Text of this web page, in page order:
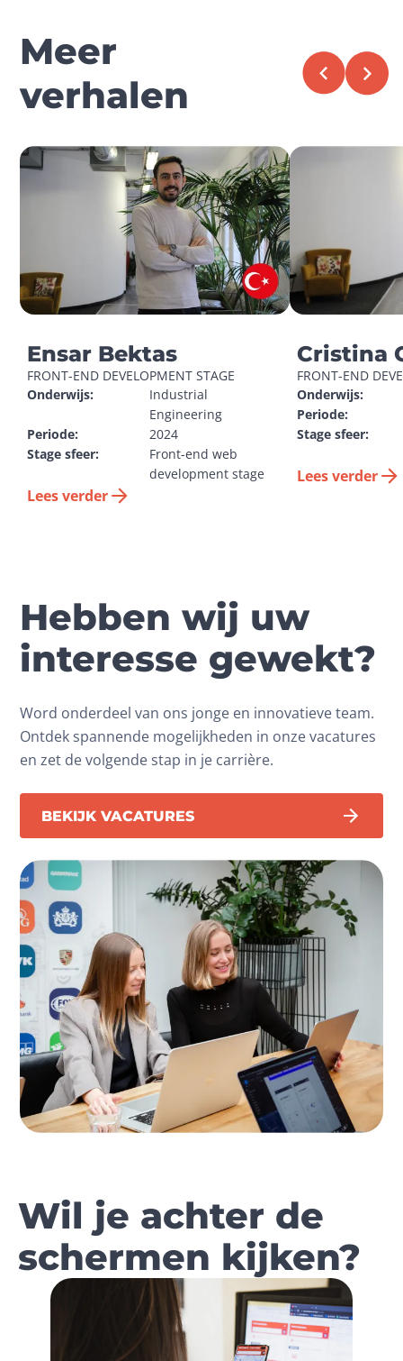
Meer
verhalen
Ensar Bektas
FRONT-END DEVELOPMENT STAGE
Onderwijs:
Industrial
Engineering
Periode:
2024
Stage sfeer:
Front-end web
development stage
Lees verder
Cristina
FRONT-END
Onderwijs:
Periode:
Stage sfeer:
Lees verder
Hebben wij uw
interesse gewekt?
Word onderdeel van ons jonge en innovatieve team.
Ontdek spannende mogelijkheden in onze vacatures
en zet de volgende stap in je carrière.
BEKIJK VACATURES
Wil je achter de
schermen kijken?